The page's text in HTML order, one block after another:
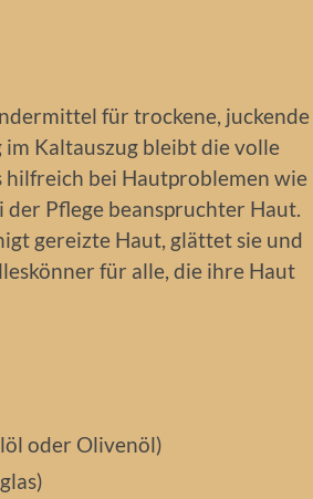
für trockene, juckende
Kaltauszug bleibt die volle
bei Hautproblemen wie
Pflege beanspruchter Haut.
gereizte Haut, glättet sie und
für alle, die ihre Haut
oder Olivenöl)